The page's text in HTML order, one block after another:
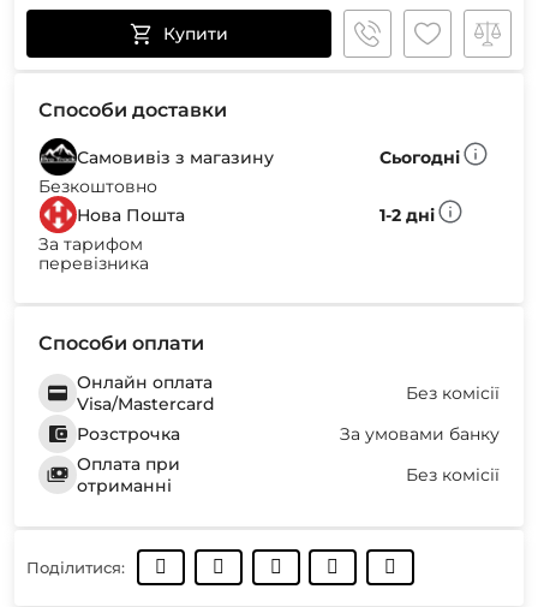
Купити
Способи доставки
Самовивіз з магазину
Сьогодні
Безкоштовно
Нова Пошта
1-2 дні
За тарифом
перевізника
Способи оплати
Онлайн оплата
Visa/Mastercard
Без комісії
Розстрочка
За умовами банку
Оплата при
отриманні
Без комісії
Поділитися: